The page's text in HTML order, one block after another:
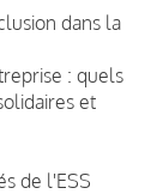
dans la
: quels
et
de l'ESS